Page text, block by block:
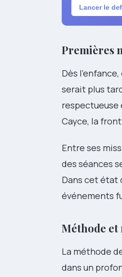
Lancer le
Premières
Dès
serait plus
respectueuse
Cayce, la
Entre ses
des séances
Dans cet état
événements
Méthode
La méthode
dans un